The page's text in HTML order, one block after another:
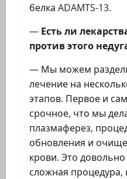
белка ADAMTS-13.
— Есть ли
против этого
— Мы можем
лечение на
этапов. Первое и
срочное, что мы
плазмаферез,
обновления и
крови. Это довольно
сложная процедура,